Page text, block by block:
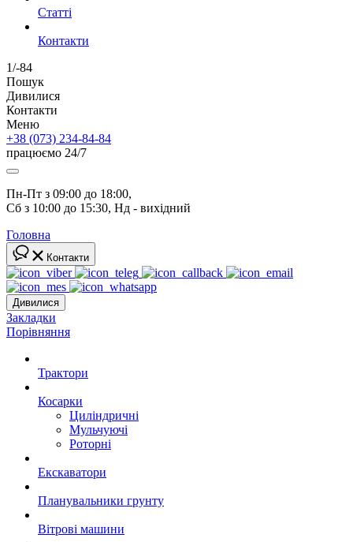
Статті
Контакти
1/-84
Пошук
Дивилися
Контакти
Меню
+38 (073) 234-84-84
працюємо 24/7
Пн-Пт з 09:00 до 18:00,
Сб з 10:00 до 15:30, Нд - вихідний
Головна
Контакти
Дивилися
Закладки
Порівняння
Трактори
Косарки
Циліндричні
Мульчуючі
Роторні
Екскаватори
Планувальники грунту
Вітрові машини